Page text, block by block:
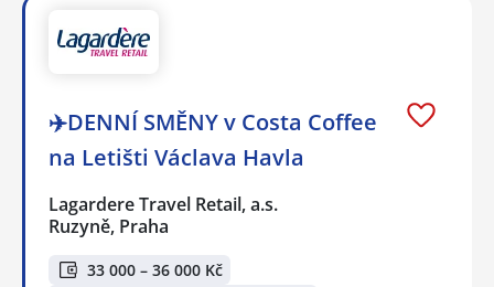
✈️DENNÍ SMĚNY v Costa Coffee
na Letišti Václava Havla
Lagardere Travel Retail, a.s.
Ruzyně, Praha
33 000 – 36 000 Kč